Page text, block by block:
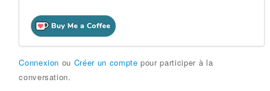
Connexion ou Créer un compte pour participer à la
conversation.